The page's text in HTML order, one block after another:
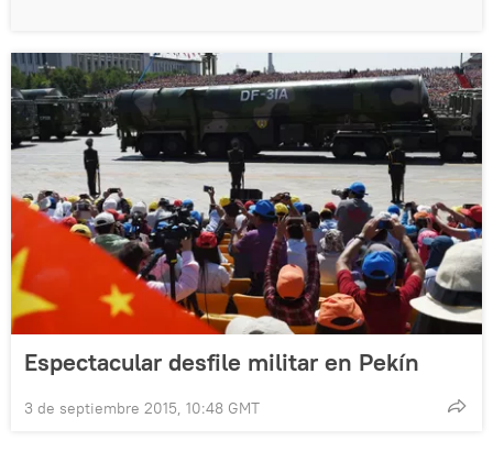
Espectacular desfile militar en Pekín
3 de septiembre 2015, 10:48 GMT